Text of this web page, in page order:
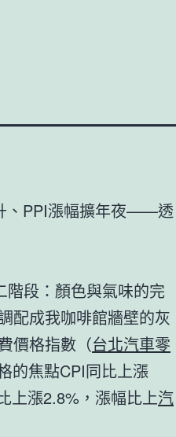
、PPI漲幅擴年夜——透
階段：顏色與氣味的完
配成我咖啡館牆壁的灰
價格指數（台北汽車零
的焦點CPI同比上漲
上漲2.8%，漲幅比上汽